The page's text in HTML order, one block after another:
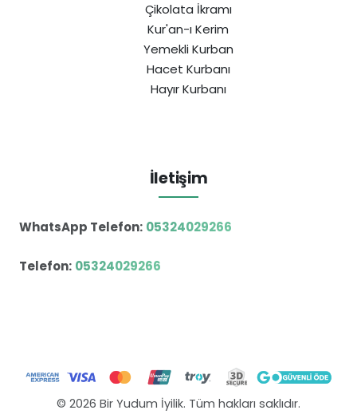
Çikolata İkramı
Kur'an-ı Kerim
Yemekli Kurban
Hacet Kurbanı
Hayır Kurbanı
İletişim
WhatsApp Telefon: 05324029266
Telefon: 05324029266
© 2026 Bir Yudum İyilik. Tüm hakları saklıdır.